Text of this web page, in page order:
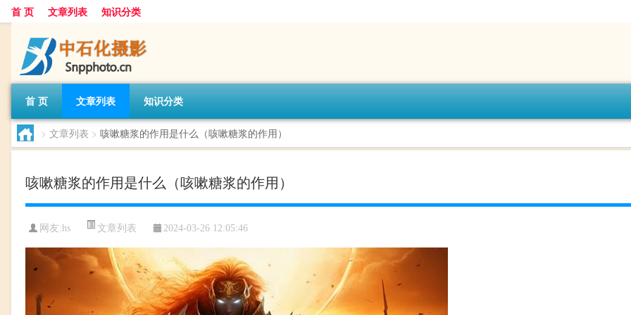
首 页 文章列表 知识分类
首 页 文章列表 知识分类
> 文章列表 > 咳嗽糖浆的作用是什么（咳嗽糖浆的作用）
咳嗽糖浆的作用是什么（咳嗽糖浆的作用）
网友:hs 文章列表 2024-03-26 12:05:46